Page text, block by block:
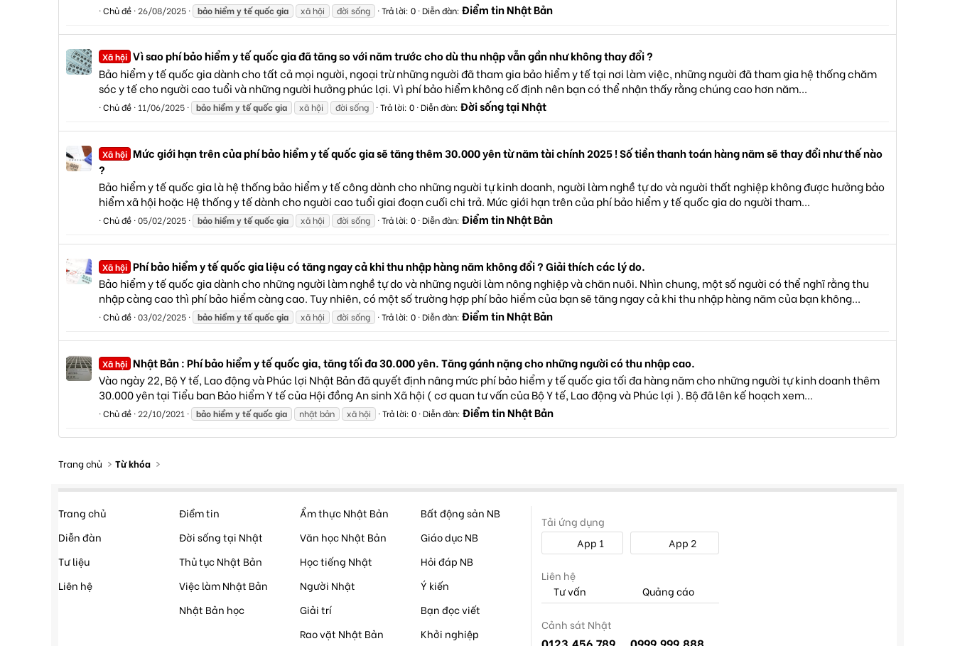
Chủ đề 26/08/2025 bảohiểmytếquốcgia xã hội đời sống Trả lời: 0 Diễn đàn: Điểm tin Nhật Bản
Xã hội Vì sao phí bảo hiểm y tế quốc gia đã tăng so với năm trước cho dù thu nhập vẫn gần như không thay đổi ?
Bảo hiểm y tế quốc gia dành cho tất cả mọi người, ngoại trừ những người đã tham gia bảo hiểm y tế tại nơi làm việc, những người đã tham gia hệ thống chăm
sóc y tế cho người cao tuổi và những người hưởng phúc lợi. Vì phí bảo hiểm không cố định nên bạn có thể nhận thấy rằng chúng cao hơn năm...
Chủ đề 11/06/2025 bảohiểmytếquốcgia xã hội đời sống Trả lời: 0 Diễn đàn: Đời sống tại Nhật
Xã hội Mức giới hạn trên của phí bảo hiểm y tế quốc gia sẽ tăng thêm 30.000 yên từ năm tài chính 2025 ! Số tiền thanh toán hàng năm sẽ thay đổi như thế nào
?
Bảo hiểm y tế quốc gia là hệ thống bảo hiểm y tế công dành cho những người tự kinh doanh, người làm nghề tự do và người thất nghiệp không được hưởng bảo
hiểm xã hội hoặc Hệ thống y tế dành cho người cao tuổi giai đoạn cuối chi trả. Mức giới hạn trên của phí bảo hiểm y tế quốc gia do người tham...
Chủ đề 05/02/2025 bảohiểmytếquốcgia xã hội đời sống Trả lời: 0 Diễn đàn: Điểm tin Nhật Bản
Xã hội Phí bảo hiểm y tế quốc gia liệu có tăng ngay cả khi thu nhập hàng năm không đổi ? Giải thích các lý do.
Bảo hiểm y tế quốc gia dành cho những người làm nghề tự do và những người làm nông nghiệp và chăn nuôi. Nhìn chung, một số người có thể nghĩ rằng thu
nhập càng cao thì phí bảo hiểm càng cao. Tuy nhiên, có một số trường hợp phí bảo hiểm của bạn sẽ tăng ngay cả khi thu nhập hàng năm của bạn không...
Chủ đề 03/02/2025 bảohiểmytếquốcgia xã hội đời sống Trả lời: 0 Diễn đàn: Điểm tin Nhật Bản
Xã hội Nhật Bản : Phí bảo hiểm y tế quốc gia, tăng tối đa 30.000 yên. Tăng gánh nặng cho những người có thu nhập cao.
Vào ngày 22, Bộ Y tế, Lao động và Phúc lợi Nhật Bản đã quyết định nâng mức phí bảo hiểm y tế quốc gia tối đa hàng năm cho những người tự kinh doanh thêm
30.000 yên tại Tiểu ban Bảo hiểm Y tế của Hội đồng An sinh Xã hội ( cơ quan tư vấn của Bộ Y tế, Lao động và Phúc lợi ). Bộ đã lên kế hoạch xem...
Chủ đề 22/10/2021 bảohiểmytếquốcgia nhật bản xã hội Trả lời: 0 Diễn đàn: Điểm tin Nhật Bản
Trang chủ Từ khóa
Trang chủ
Diễn đàn
Tư liệu
Liên hệ
Điểm tin
Đời sống tại Nhật
Thủ tục Nhật Bản
Việc làm Nhật Bản
Nhật Bản học
Ẩm thực Nhật Bản
Văn học Nhật Bản
Học tiếng Nhật
Người Nhật
Giải trí
Rao vặt Nhật Bản
Bất động sản NB
Giáo dục NB
Hỏi đáp NB
Ý kiến
Bạn đọc viết
Khởi nghiệp
Tải ứng dụng
App 1
App 2
Liên hệ
Tư vấn
Quảng cáo
Cảnh sát Nhật